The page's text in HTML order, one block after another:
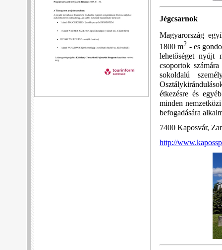
Jégcsarnok
Magyarország
1800 m2 - es
lehetőséget nyújt
csoportok
sokoldalú
étkezésre és
minden
befogadására
7400 Kaposvár,
http://